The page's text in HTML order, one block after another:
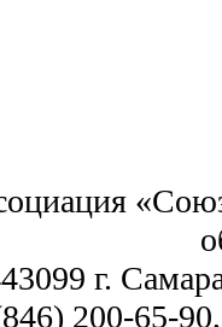
г.
200-65-